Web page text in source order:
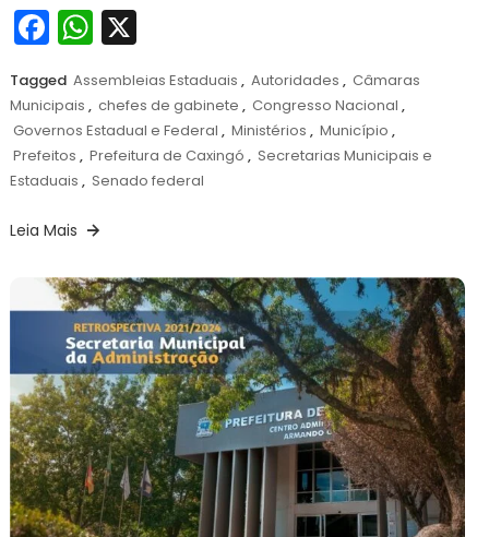
Facebook
WhatsApp
X
Tagged Assembleias Estaduais , Autoridades , Câmaras
Municipais , chefes de gabinete , Congresso Nacional ,
Governos Estadual e Federal , Ministérios , Município ,
Prefeitos , Prefeitura de Caxingó , Secretarias Municipais e
Estaduais , Senado federal
Leia Mais